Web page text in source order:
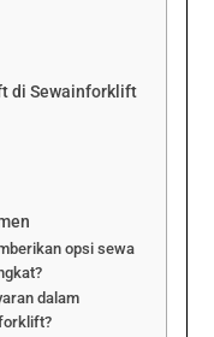
di Sewainforklift
opsi sewa
dalam